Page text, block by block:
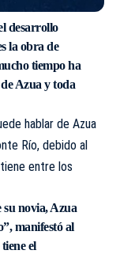
desarrollo
la obra de
tiempo ha
Azua y toda
hablar de Azua
Río, debido al
entre los
su novia, Azua
manifestó al
el